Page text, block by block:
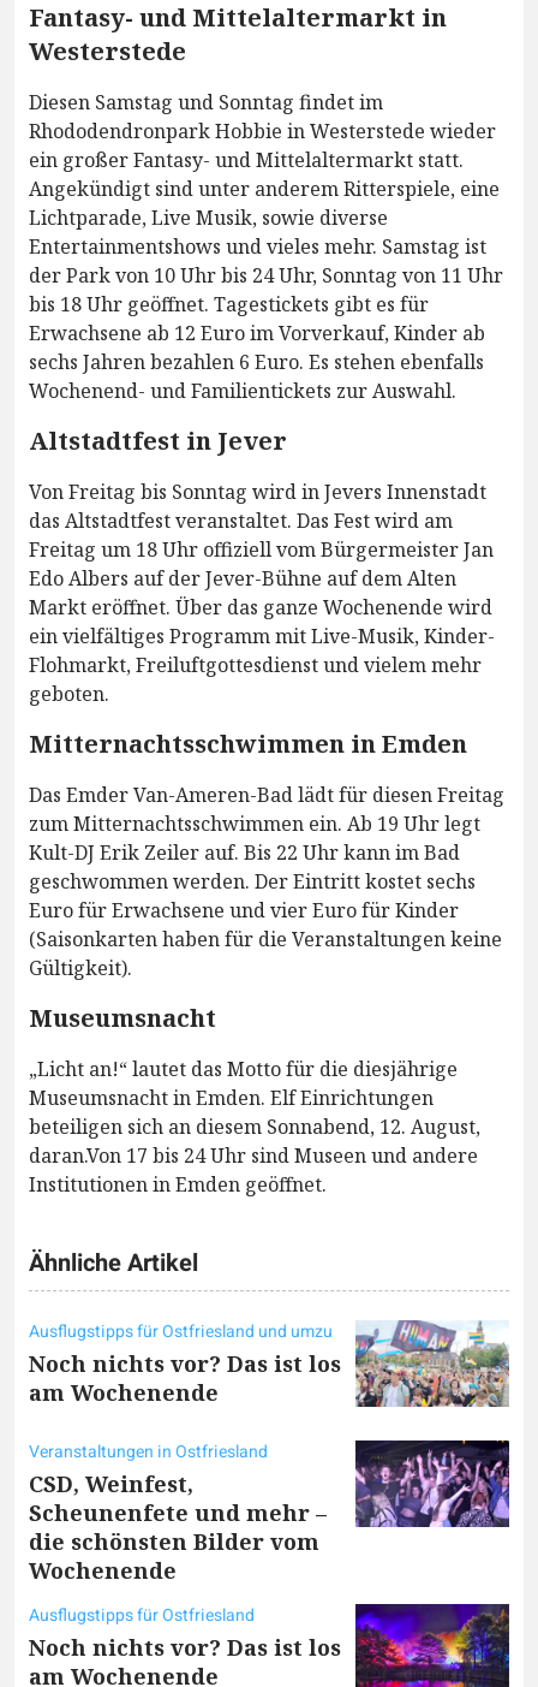
Fantasy- und Mittelaltermarkt in
Westerstede
Diesen Samstag und Sonntag findet im
Rhododendronpark Hobbie in Westerstede wieder
ein großer Fantasy- und Mittelaltermarkt statt.
Angekündigt sind unter anderem Ritterspiele, eine
Lichtparade, Live Musik, sowie diverse
Entertainmentshows und vieles mehr. Samstag ist
der Park von 10 Uhr bis 24 Uhr, Sonntag von 11 Uhr
bis 18 Uhr geöffnet. Tagestickets gibt es für
Erwachsene ab 12 Euro im Vorverkauf, Kinder ab
sechs Jahren bezahlen 6 Euro. Es stehen ebenfalls
Wochenend- und Familientickets zur Auswahl.
Altstadtfest in Jever
Von Freitag bis Sonntag wird in Jevers Innenstadt
das Altstadtfest veranstaltet. Das Fest wird am
Freitag um 18 Uhr offiziell vom Bürgermeister Jan
Edo Albers auf der Jever-Bühne auf dem Alten
Markt eröffnet. Über das ganze Wochenende wird
ein vielfältiges Programm mit Live-Musik, Kinder-
Flohmarkt, Freiluftgottesdienst und vielem mehr
geboten.
Mitternachtsschwimmen in Emden
Das Emder Van-Ameren-Bad lädt für diesen Freitag
zum Mitternachtsschwimmen ein. Ab 19 Uhr legt
Kult-DJ Erik Zeiler auf. Bis 22 Uhr kann im Bad
geschwommen werden. Der Eintritt kostet sechs
Euro für Erwachsene und vier Euro für Kinder
(Saisonkarten haben für die Veranstaltungen keine
Gültigkeit).
Museumsnacht
„Licht an!“ lautet das Motto für die diesjährige
Museumsnacht in Emden. Elf Einrichtungen
beteiligen sich an diesem Sonnabend, 12. August,
daran.Von 17 bis 24 Uhr sind Museen und andere
Institutionen in Emden geöffnet.
Ähnliche Artikel
Ausflugstipps für Ostfriesland und umzu
Noch nichts vor? Das ist los
am Wochenende
Veranstaltungen in Ostfriesland
CSD, Weinfest,
Scheunenfete und mehr –
die schönsten Bilder vom
Wochenende
Ausflugstipps für Ostfriesland
Noch nichts vor? Das ist los
am Wochenende